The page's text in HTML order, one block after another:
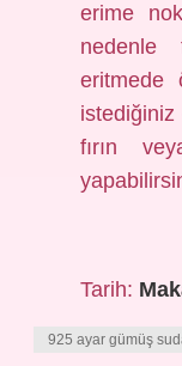
erime
nedenle
eritmede
istediğiniz
fırın
Tarih:
925 ayar gümüş